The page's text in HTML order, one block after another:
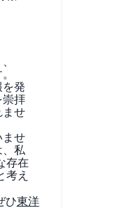
を発
崇拝
ませ
ませ
、私
存在
考え
ひ東洋